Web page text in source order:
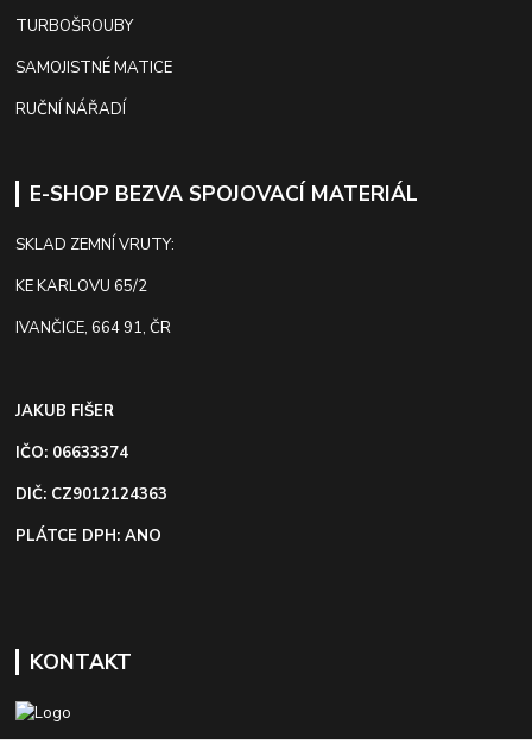
TURBOŠROUBY
SAMOJISTNÉ MATICE
RUČNÍ NÁŘADÍ
E-SHOP BEZVA SPOJOVACÍ MATERIÁL
SKLAD ZEMNÍ VRUTY:
KE KARLOVU 65/2
IVANČICE, 664 91, ČR
JAKUB FIŠER
IČO: 06633374
DIČ: CZ9012124363
PLÁTCE DPH: ANO
KONTAKT